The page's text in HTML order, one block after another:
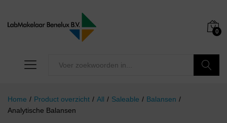
0
Home / Product overzicht / All / Saleable / Balansen /
Analytische Balansen